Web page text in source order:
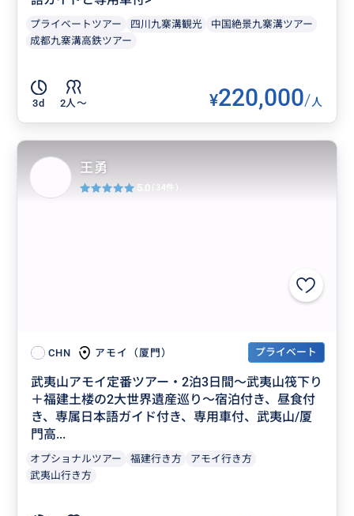
プライベートツアー 四川九寨溝観光
中国絶景九寨溝ツアー
成都九寨溝高鉄ツアー
3d 2人〜 ¥220,000/人
CHN アモイ（厦門） プライベート
武夷山アモイ定番ツアー・2泊3日間～武夷山筏下り
＋福建土楼の2大世界遺産巡り～宿泊付き、昼食付
き、専属日本語ガイド付き、専用車付、武夷山/厦
門高...
オプショナルツアー 福建行き方
アモイ行き方
武夷山行き方
王勇
5.0 (34件)